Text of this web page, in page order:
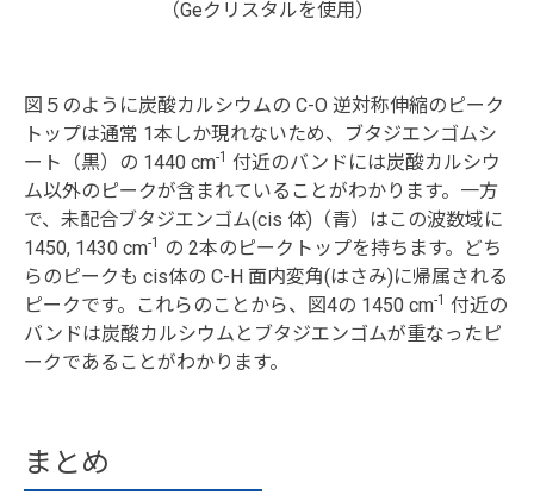
（Geクリスタルを使用）
図５のように炭酸カルシウムの C-O 逆対称伸縮のピーク
トップは通常 1本しか現れないため、ブタジエンゴムシ
ート（黒）の 1440 cm-1 付近のバンドには炭酸カルシウ
ム以外のピークが含まれていることがわかります。一方
で、未配合ブタジエンゴム(cis 体)（青）はこの波数域に
1450, 1430 cm-1
の 2本のピークトップを持ちます。どち
らのピークも cis体の C-H 面内変角(はさみ)に帰属される
ピークです。これらのことから、図4の 1450 cm-1 付近の
バンドは炭酸カルシウムとブタジエンゴムが重なったピ
ークであることがわかります。
まとめ